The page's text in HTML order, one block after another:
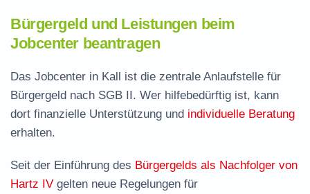
Bürgergeld und Leistungen beim
Jobcenter beantragen
Das Jobcenter in Kall ist die zentrale Anlaufstelle für
Bürgergeld nach SGB II. Wer hilfebedürftig ist, kann
dort finanzielle Unterstützung und individuelle Beratung
erhalten.
Seit der Einführung des Bürgergelds als Nachfolger von
Hartz IV gelten neue Regelungen für